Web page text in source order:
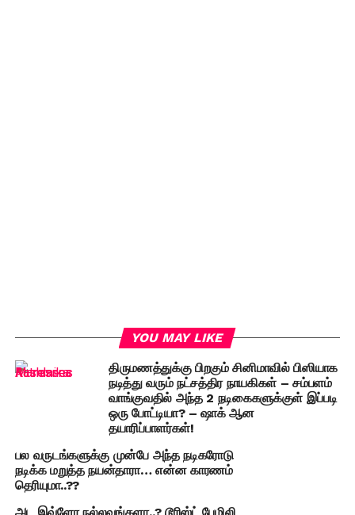
YOU MAY LIKE
திருமணத்துக்கு பிறகும் சினிமாவில் பிஸியாக
நடித்து வரும் நட்சத்திர நாயகிகள் – சம்பளம்
வாங்குவதில் அந்த 2 நடிகைகளுக்குள் இப்படி
ஒரு போட்டியா? – ஷாக் ஆன
தயாரிப்பாளர்கள்!
பல வருடங்களுக்கு முன்பே அந்த நடிகரோடு
நடிக்க மறுத்த நயன்தாரா… என்ன காரணம்
தெரியுமா..??